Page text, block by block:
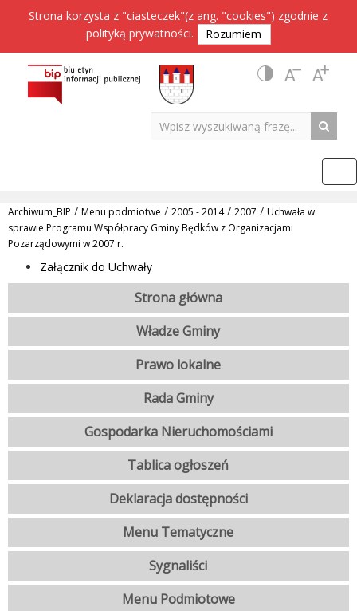
Strona korzysta z "ciasteczek"(z ang. "cookies") zgodnie z
polityką prywatności. Rozumiem
Archiwum_BIP / Menu podmiotwe / 2005 - 2014/ 2007 / Uchwała w
sprawie Programu Współpracy Gminy Będków z Organizacjami
Pozarządowymi w 2007 r.
Załącznik do Uchwały
Strona główna
Władze Gminy
Prawo lokalne
Rada Gminy
Gospodarka Nieruchomościami
Tablica ogłoszeń
Deklaracja dostępności
Menu Tematyczne
Sygnaliści
Menu Podmiotowe